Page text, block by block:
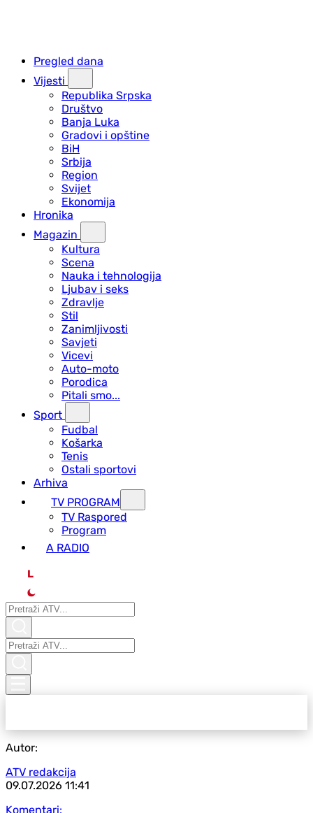
Pregled dana
Vijesti
Republika Srpska
Društvo
Banja Luka
Gradovi i opštine
BiH
Srbija
Region
Svijet
Ekonomija
Hronika
Magazin
Kultura
Scena
Nauka i tehnologija
Ljubav i seks
Zdravlje
Stil
Zanimljivosti
Savjeti
Vicevi
Auto-moto
Porodica
Pitali smo...
Sport
Fudbal
Košarka
Tenis
Ostali sportovi
Arhiva
TV PROGRAM
ТV Raspored
Program
A RADIO
L
Autor:
ATV redakcija
09.07.2026 11:41
Komentari: